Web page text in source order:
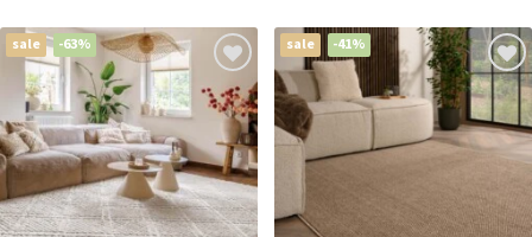
sale -63% sale -41%